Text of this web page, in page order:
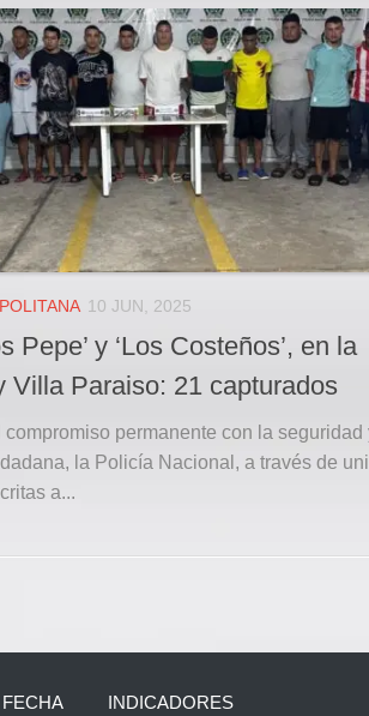
10 JUN, 2025
Pepe’ y ‘Los Costeños’, en la
Villa Paraiso: 21 capturados
compromiso permanente con la seguridad
la Policía Nacional, a través de
a...
INDICADORES